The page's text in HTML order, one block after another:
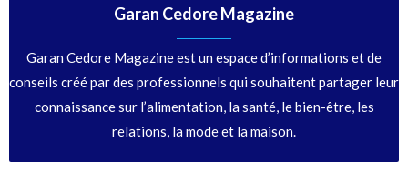
Garan Cedore Magazine
Garan Cedore Magazine est un espace d’informations et de
conseils créé par des professionnels qui souhaitent partager leur
connaissance sur l’alimentation, la santé, le bien-être, les
relations, la mode et la maison.